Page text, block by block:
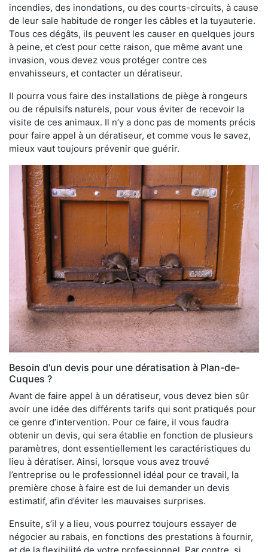
incendies, des inondations, ou des courts-circuits, à cause
de leur sale habitude de ronger les câbles et la tuyauterie.
Tous ces dégâts, ils peuvent les causer en quelques jours
à peine, et c’est pour cette raison, que même avant une
invasion, vous devez vous protéger contre ces
envahisseurs, et contacter un dératiseur.
Il pourra vous faire des installations de piège à rongeurs
ou de répulsifs naturels, pour vous éviter de recevoir la
visite de ces animaux. Il n’y a donc pas de moments précis
pour faire appel à un dératiseur, et comme vous le savez,
mieux vaut toujours prévenir que guérir.
Besoin d'un devis pour une dératisation à Plan-de-
Cuques ?
Avant de faire appel à un dératiseur, vous devez bien sûr
avoir une idée des différents tarifs qui sont pratiqués pour
ce genre d’intervention. Pour ce faire, il vous faudra
obtenir un devis, qui sera établie en fonction de plusieurs
paramètres, dont essentiellement les caractéristiques du
lieu à dératiser. Ainsi, lorsque vous avez trouvé
l’entreprise ou le professionnel idéal pour ce travail, la
première chose à faire est de lui demander un devis
estimatif, afin d’éviter les mauvaises surprises.
Ensuite, s’il y a lieu, vous pourrez toujours essayer de
négocier au rabais, en fonctions des prestations à fournir,